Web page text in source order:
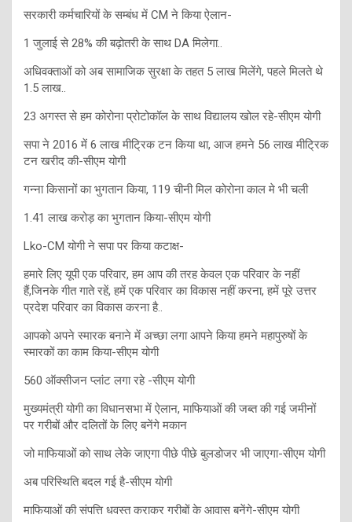
सरकारी कर्मचारियों के सम्बंध में CM ने किया ऐलान-
1 जुलाई से 28% की बढ़ोतरी के साथ DA मिलेगा..
अधिवक्ताओं को अब सामाजिक सुरक्षा के तहत 5 लाख मिलेंगे, पहले मिलते थे
1.5 लाख..
23 अगस्त से हम कोरोना प्रोटोकॉल के साथ विद्यालय खोल रहे-सीएम योगी
सपा ने 2016 में 6 लाख मीट्रिक टन किया था, आज हमने 56 लाख मीट्रिक
टन खरीद की-सीएम योगी
गन्ना किसानों का भुगतान किया, 119 चीनी मिल कोरोना काल मे भी चली
1.41 लाख करोड़ का भुगतान किया-सीएम योगी
Lko-CM योगी ने सपा पर किया कटाक्ष-
हमारे लिए यूपी एक परिवार, हम आप की तरह केवल एक परिवार के नहीं
हैं,जिनके गीत गाते रहें, हमें एक परिवार का विकास नहीं करना, हमें पूरे उत्तर
प्रदेश परिवार का विकास करना है..
आपको अपने स्मारक बनाने में अच्छा लगा आपने किया हमने महापुरुषों के
स्मारकों का काम किया-सीएम योगी
560 ऑक्सीजन प्लांट लगा रहे -सीएम योगी
मुख्यमंत्री योगी का विधानसभा में ऐलान, माफियाओं की जब्त की गई जमीनों
पर गरीबों और दलितों के लिए बनेंगे मकान
जो माफियाओं को साथ लेके जाएगा पीछे पीछे बुलडोजर भी जाएगा-सीएम योगी
अब परिस्थिति बदल गई है-सीएम योगी
माफियाओं की संपत्ति धवस्त कराकर गरीबों के आवास बनेंगे-सीएम योगी